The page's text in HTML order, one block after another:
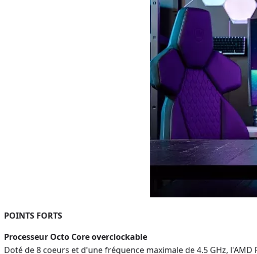
POINTS FORTS
Processeur Octo Core overclockable
Doté de 8 coeurs et d'une fréquence maximale de 4.5 GHz,